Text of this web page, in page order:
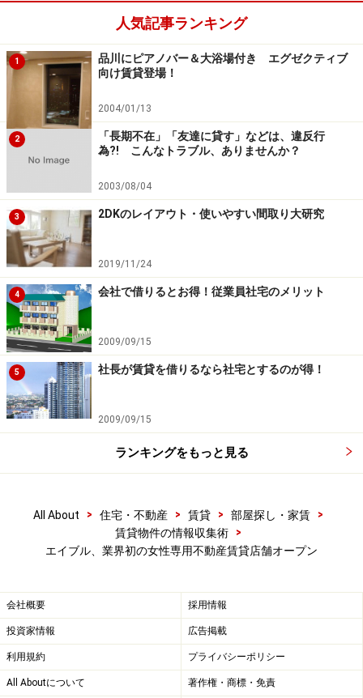
人気記事ランキング
1
品川にピアノバー＆大浴場付き エグゼクティブ
向け賃貸登場！
2004/01/13
2
「長期不在」「友達に貸す」などは、違反行
為?! こんなトラブル、ありませんか？
2003/08/04
3 2DKのレイアウト・使いやすい間取り大研究
2019/11/24
4 会社で借りるとお得！従業員社宅のメリット
2009/09/15
5 社長が賃貸を借りるなら社宅とするのが得！
2009/09/15
ランキングをもっと見る
All About > 住宅・不動産 > 賃貸 > 部屋探し・家賃
>
賃貸物件の情報収集術
>
エイブル、業界初の女性専用不動産賃貸店舗オープン
会社概要 採用情報
投資家情報 広告掲載
利用規約 プライバシーポリシー
All Aboutについて 著作権・商標・免責